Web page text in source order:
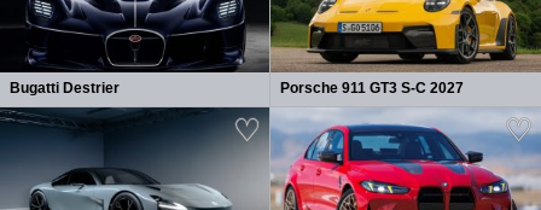
Bugatti Destrier Porsche 911 GT3 S-C 2027